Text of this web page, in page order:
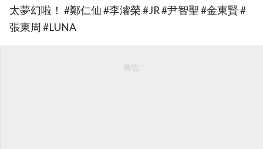
太夢幻啦！ #鄭仁仙 #李濬榮 #JR #尹智聖 #金東賢 #
張東周 #LUNA
廣告